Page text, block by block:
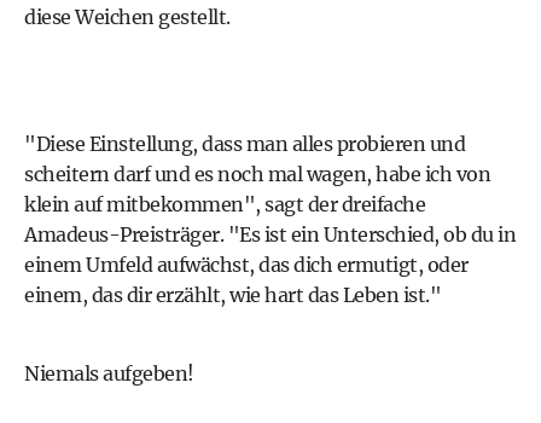
diese Weichen gestellt.
"Diese Einstellung, dass man alles probieren und
scheitern darf und es noch mal wagen, habe ich von
klein auf mitbekommen", sagt der dreifache
Amadeus-Preisträger. "Es ist ein Unterschied, ob du in
einem Umfeld aufwächst, das dich ermutigt, oder
einem, das dir erzählt, wie hart das Leben ist."
Niemals aufgeben!